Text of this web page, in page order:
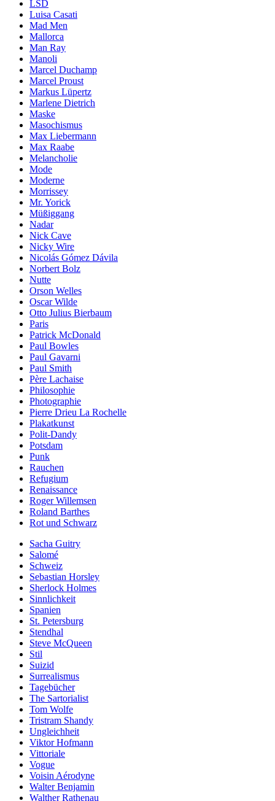
LSD
Luisa Casati
Mad Men
Mallorca
Man Ray
Manoli
Marcel Duchamp
Marcel Proust
Markus Lüpertz
Marlene Dietrich
Maske
Masochismus
Max Liebermann
Max Raabe
Melancholie
Mode
Moderne
Morrissey
Mr. Yorick
Müßiggang
Nadar
Nick Cave
Nicky Wire
Nicolás Gómez Dávila
Norbert Bolz
Nutte
Orson Welles
Oscar Wilde
Otto Julius Bierbaum
Paris
Patrick McDonald
Paul Bowles
Paul Gavarni
Paul Smith
Père Lachaise
Philosophie
Photographie
Pierre Drieu La Rochelle
Plakatkunst
Polit-Dandy
Potsdam
Punk
Rauchen
Refugium
Renaissance
Roger Willemsen
Roland Barthes
Rot und Schwarz
Sacha Guitry
Salomé
Schweiz
Sebastian Horsley
Sherlock Holmes
Sinnlichkeit
Spanien
St. Petersburg
Stendhal
Steve McQueen
Stil
Suizid
Surrealismus
Tagebücher
The Sartorialist
Tom Wolfe
Tristram Shandy
Ungleichheit
Viktor Hofmann
Vittoriale
Vogue
Voisin Aérodyne
Walter Benjamin
Walther Rathenau